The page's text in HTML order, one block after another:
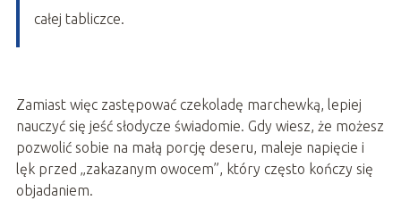
całej tabliczce.
Zamiast więc zastępować czekoladę marchewką, lepiej
nauczyć się jeść słodycze świadomie. Gdy wiesz, że możesz
pozwolić sobie na małą porcję deseru, maleje napięcie i
lęk przed „zakazanym owocem”, który często kończy się
objadaniem.